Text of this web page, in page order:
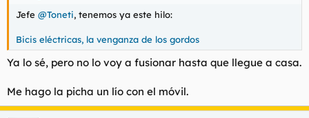
Jefe @Toneti, tenemos ya este hilo:
Bicis eléctricas, la venganza de los gordos
Ya lo sé, pero no lo voy a fusionar hasta que llegue a casa.
Me hago la picha un lío con el móvil.